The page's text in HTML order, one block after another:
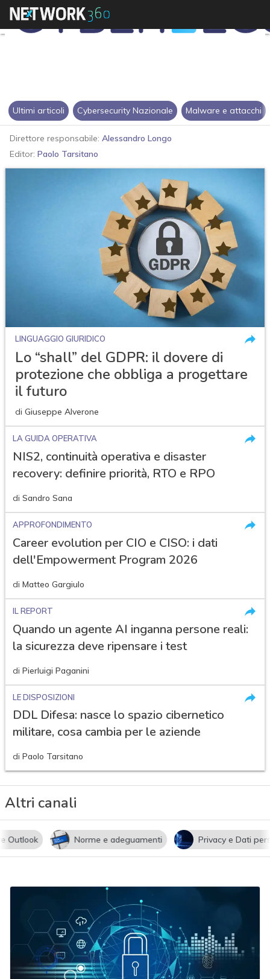
Ultimi articoli Cybersecurity Nazionale Malware e attacchi
Direttore responsabile: Alessandro Longo
Editor: Paolo Tarsitano
LINGUAGGIO GIURIDICO
Lo “shall” del GDPR: il dovere di
protezione che obbliga a progettare
il futuro
di Giuseppe Alverone
LA GUIDA OPERATIVA
NIS2, continuità operativa e disaster
recovery: definire priorità, RTO e RPO
di Sandro Sana
APPROFONDIMENTO
Career evolution per CIO e CISO: i dati
dell'Empowerment Program 2026
di Matteo Gargiulo
IL REPORT
Quando un agente AI inganna persone reali:
la sicurezza deve ripensare i test
di Pierluigi Paganini
LE DISPOSIZIONI
DDL Difesa: nasce lo spazio cibernetico
militare, cosa cambia per le aziende
di Paolo Tarsitano
Altri canali
Norme e adeguamenti Privacy e Dati